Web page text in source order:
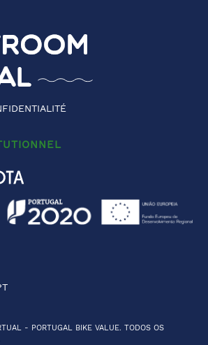
- PORTUGAL BIKE VALUE. TODOS OS